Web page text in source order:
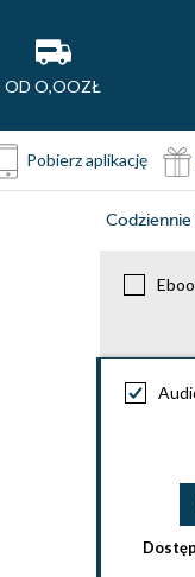
OD O,OOZŁ
Pobierz aplikację
Codziennie